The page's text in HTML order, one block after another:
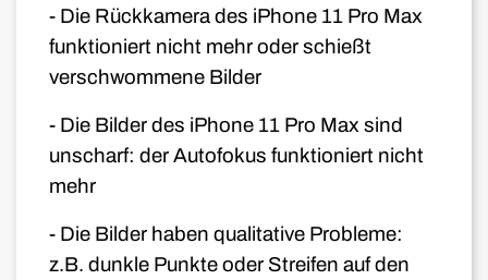
- Die Rückkamera des iPhone 11 Pro Max
funktioniert nicht mehr oder schießt
verschwommene Bilder
- Die Bilder des iPhone 11 Pro Max sind
unscharf: der Autofokus funktioniert nicht
mehr
- Die Bilder haben qualitative Probleme:
z.B. dunkle Punkte oder Streifen auf den